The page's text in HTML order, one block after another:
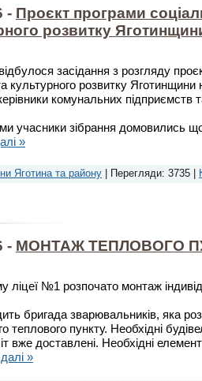
- Проєкт програми
розвитку
засідання з розгляду
культурного розвитку Яготинщини
комунальних підприємств
учасники зібрання домовились
»
Яготина та району | Перегляди: 3735 |
- МОНТАЖ ТЕПЛОВОГО
ліцеї №1 розпочато монтаж
бригада зварювальників, яка
теплового пункту. Необхідні
вже доставлені. Необхідні
»